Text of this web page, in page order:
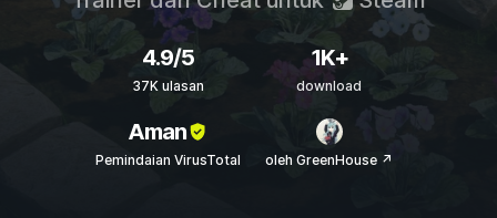
4.9/5
37K ulasan
1K+
download
Aman
Pemindaian VirusTotal oleh GreenHouse ↗